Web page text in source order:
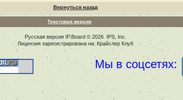
Вернуться назад
Текстовая версия
Русская версия IP.Board© 2026IPS, Inc
Лицензия зарегистрирована на: Крайслер Клуб
Мы в соцсетях: